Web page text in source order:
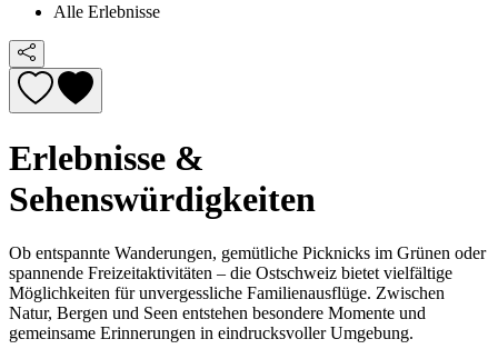
Alle Erlebnisse
Erlebnisse &
Sehenswürdigkeiten
Ob entspannte Wanderungen, gemütliche Picknicks im Grünen oder
spannende Freizeitaktivitäten – die Ostschweiz bietet vielfältige
Möglichkeiten für unvergessliche Familienausflüge. Zwischen
Natur, Bergen und Seen entstehen besondere Momente und
gemeinsame Erinnerungen in eindrucksvoller Umgebung.